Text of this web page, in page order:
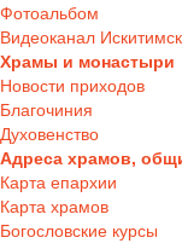
Фотоальбом
Видеоканал
Храмы и монастыри
Новости приходов
Благочиния
Духовенство
Адреса храмов,
Карта епархии
Карта храмов
Богословские курсы